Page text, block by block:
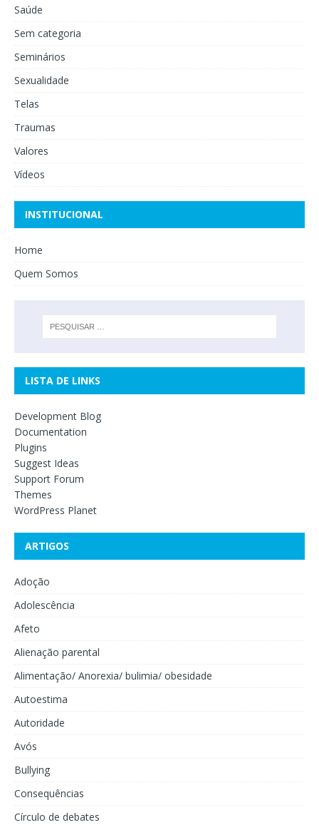
Saúde
Sem categoria
Seminários
Sexualidade
Telas
Traumas
Valores
Vídeos
INSTITUCIONAL
Home
Quem Somos
LISTA DE LINKS
Development Blog
Documentation
Plugins
Suggest Ideas
Support Forum
Themes
WordPress Planet
ARTIGOS
Adoção
Adolescência
Afeto
Alienação parental
Alimentação/ Anorexia/ bulimia/ obesidade
Autoestima
Autoridade
Avós
Bullying
Consequências
Círculo de debates